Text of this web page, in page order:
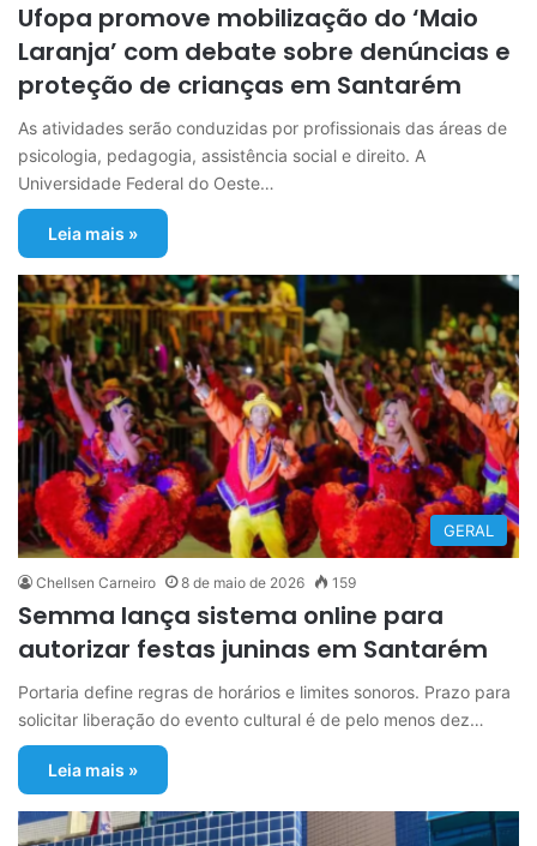
Ufopa promove mobilização do ‘Maio
Laranja’ com debate sobre denúncias e
proteção de crianças em Santarém
As atividades serão conduzidas por profissionais das áreas de
psicologia, pedagogia, assistência social e direito. A
Universidade Federal do Oeste…
Leia mais »
GERAL
Chellsen Carneiro 8 de maio de 2026 159
Semma lança sistema online para
autorizar festas juninas em Santarém
Portaria define regras de horários e limites sonoros. Prazo para
solicitar liberação do evento cultural é de pelo menos dez…
Leia mais »